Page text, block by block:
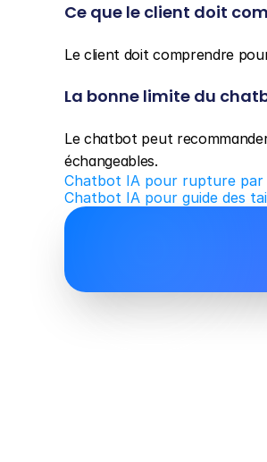
Ce que le client doit
Le client doit comprendre
La bonne limite du
Le chatbot peut
échangeables.
Chatbot IA pour rupture par
Chatbot IA pour guide des